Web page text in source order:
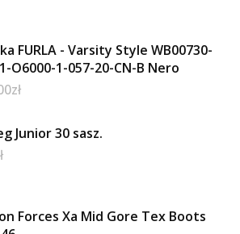
FURLA - Varsity Style WB00730-
O6000-1-057-20-CN-B Nero
zł
Junior 30 sasz.
Forces Xa Mid Gore Tex Boots